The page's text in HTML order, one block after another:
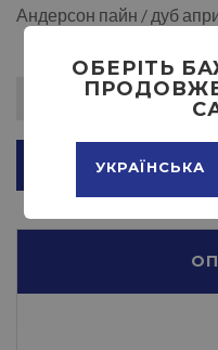
Андерсон пайн / дуб
ДОБАВИТЬ В
ОБЕРІТЬ
УКРАЇНСЬКА